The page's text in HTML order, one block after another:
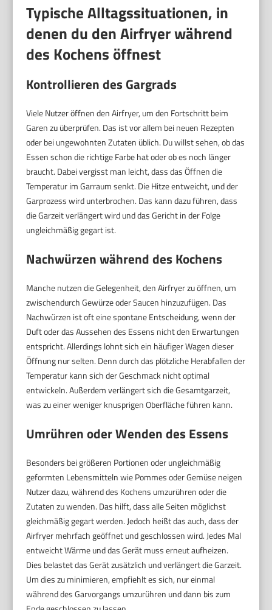
Typische Alltagssituationen, in
denen du den Airfryer während
des Kochens öffnest
Kontrollieren des Gargrads
Viele Nutzer öffnen den Airfryer, um den Fortschritt beim
Garen zu überprüfen. Das ist vor allem bei neuen Rezepten
oder bei ungewohnten Zutaten üblich. Du willst sehen, ob das
Essen schon die richtige Farbe hat oder ob es noch länger
braucht. Dabei vergisst man leicht, dass das Öffnen die
Temperatur im Garraum senkt. Die Hitze entweicht, und der
Garprozess wird unterbrochen. Das kann dazu führen, dass
die Garzeit verlängert wird und das Gericht in der Folge
ungleichmäßig gegart ist.
Nachwürzen während des Kochens
Manche nutzen die Gelegenheit, den Airfryer zu öffnen, um
zwischendurch Gewürze oder Saucen hinzuzufügen. Das
Nachwürzen ist oft eine spontane Entscheidung, wenn der
Duft oder das Aussehen des Essens nicht den Erwartungen
entspricht. Allerdings lohnt sich ein häufiger Wagen dieser
Öffnung nur selten. Denn durch das plötzliche Herabfallen der
Temperatur kann sich der Geschmack nicht optimal
entwickeln. Außerdem verlängert sich die Gesamtgarzeit,
was zu einer weniger knusprigen Oberfläche führen kann.
Umrühren oder Wenden des Essens
Besonders bei größeren Portionen oder ungleichmäßig
geformten Lebensmitteln wie Pommes oder Gemüse neigen
Nutzer dazu, während des Kochens umzurühren oder die
Zutaten zu wenden. Das hilft, dass alle Seiten möglichst
gleichmäßig gegart werden. Jedoch heißt das auch, dass der
Airfryer mehrfach geöffnet und geschlossen wird. Jedes Mal
entweicht Wärme und das Gerät muss erneut aufheizen.
Dies belastet das Gerät zusätzlich und verlängert die Garzeit.
Um dies zu minimieren, empfiehlt es sich, nur einmal
während des Garvorgangs umzurühren und dann bis zum